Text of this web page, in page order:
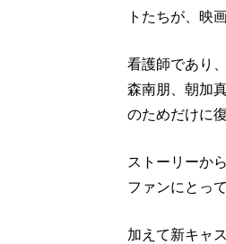
トたちが、映
看護師であり
森南朋、朝加
のためだけに
ストーリーか
ファンにとっ
加えて新キャ